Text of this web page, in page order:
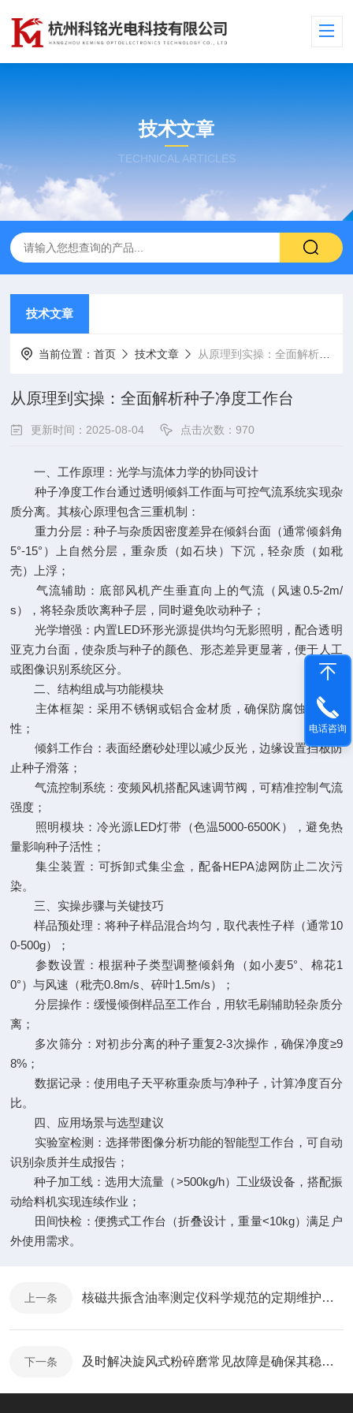
技术文章
TECHNICAL ARTICLES
技术文章
当前位置：首页 技术文章 从原理到实操：全面解析种子净度工作台
从原理到实操：全面解析种子净度工作台
更新时间：2025-08-04 点击次数：970
一、工作原理：光学与流体力学的协同设计
种子净度工作台通过透明倾斜工作面与可控气流系统实现杂
质分离。其核心原理包含三重机制：
重力分层：种子与杂质因密度差异在倾斜台面（通常倾斜角
5°-15°）上自然分层，重杂质（如石块）下沉，轻杂质（如秕
壳）上浮；
气流辅助：底部风机产生垂直向上的气流（风速0.5-2m/
s），将轻杂质吹离种子层，同时避免吹动种子；
光学增强：内置LED环形光源提供均匀无影照明，配合透明
亚克力台面，使杂质与种子的颜色、形态差异更显著，便于人工
或图像识别系统区分。
二、结构组成与功能模块
主体框架：采用不锈钢或铝合金材质，确保防腐蚀与稳定
性；
倾斜工作台：表面经磨砂处理以减少反光，边缘设置挡板防
止种子滑落；
气流控制系统：变频风机搭配风速调节阀，可精准控制气流
强度；
照明模块：冷光源LED灯带（色温5000-6500K），避免热
量影响种子活性；
集尘装置：可拆卸式集尘盒，配备HEPA滤网防止二次污
染。
三、实操步骤与关键技巧
样品预处理：将种子样品混合均匀，取代表性子样（通常10
0-500g）；
参数设置：根据种子类型调整倾斜角（如小麦5°、棉花1
0°）与风速（秕壳0.8m/s、碎叶1.5m/s）；
分层操作：缓慢倾倒样品至工作台，用软毛刷辅助轻杂质分
离；
多次筛分：对初步分离的种子重复2-3次操作，确保净度≥9
8%；
数据记录：使用电子天平称重杂质与净种子，计算净度百分
比。
四、应用场景与选型建议
实验室检测：选择带图像分析功能的智能型工作台，可自动
识别杂质并生成报告；
种子加工线：选用大流量（>500kg/h）工业级设备，搭配振
动给料机实现连续作业；
田间快检：便携式工作台（折叠设计，重量<10kg）满足户
外使用需求。
上一条 核磁共振含油率测定仪科学规范的定期维护方法分享
下一条 及时解决旋风式粉碎磨常见故障是确保其稳定性的关键
电话咨询